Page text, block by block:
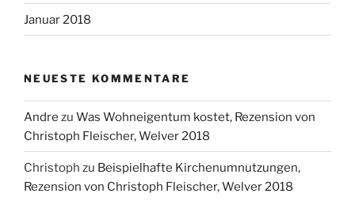
Januar 2018
NEUESTE KOMMENTARE
Andre zu Was Wohneigentum kostet, Rezension von
Christoph Fleischer, Welver 2018
Christoph zu Beispielhafte Kirchenumnutzungen,
Rezension von Christoph Fleischer, Welver 2018